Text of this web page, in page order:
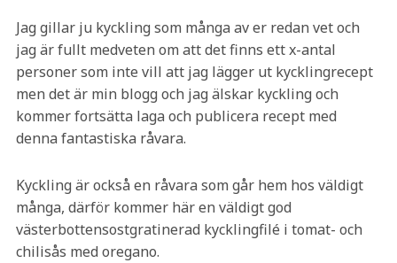
Jag gillar ju kyckling som många av er redan vet och
jag är fullt medveten om att det finns ett x-antal
personer som inte vill att jag lägger ut kycklingrecept
men det är min blogg och jag älskar kyckling och
kommer fortsätta laga och publicera recept med
denna fantastiska råvara.
Kyckling är också en råvara som går hem hos väldigt
många, därför kommer här en väldigt god
västerbottensostgratinerad kycklingfilé i tomat- och
chilisås med oregano.